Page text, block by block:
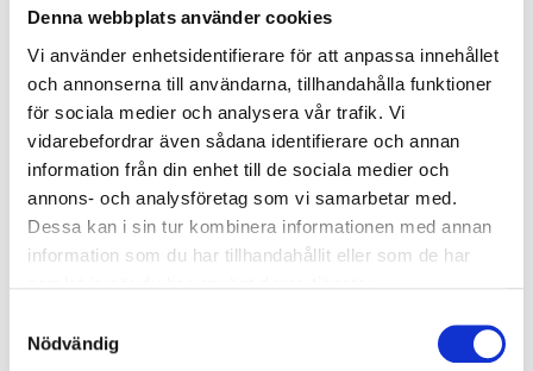
Vad kostar en säkerhetsdörr?
Läs mer